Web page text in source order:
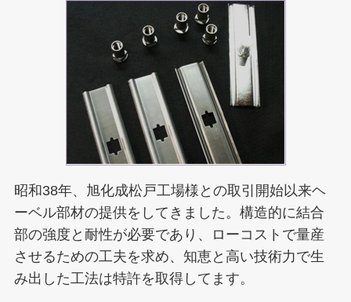
昭和38年、旭化成松戸工場様との取引開始以来ヘ
ーベル部材の提供をしてきました。構造的に結合
部の強度と耐性が必要であり、ローコストで量産
させるための工夫を求め、知恵と高い技術力で生
み出した工法は特許を取得してます。